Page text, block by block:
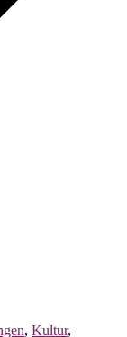
, Kultur,